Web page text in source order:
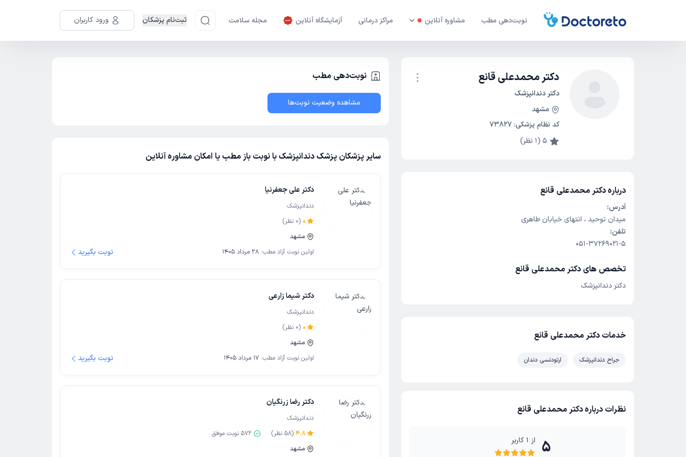
نوبت‌دهی مطب مشاوره آنلاین مراکز درمانی آزمایشگاه آنلاین مجله سلامت ثبت‌نام پزشکان ورود کاربران
دکتر محمدعلی قانع
دکتر دندانپزشک
مشهد
کد نظام پزشکی:
73827
5
(
1 نظر)
نوبت‌دهی مطب
مشاهده وضعیت نوبت‌ها
سایر پزشکان پزشک دندانپزشک با نوبت باز مطب یا امکان مشاوره آنلاین
دکتر علی جعفرنیا
دندانپزشک
0
(
0 نظر)
مشهد
اولین نوبت آزاد مطب: 28 مرداد 1405 نوبت بگیرید
دکتر شیما زارعی
دندانپزشک
0
(
0 نظر)
مشهد
اولین نوبت آزاد مطب: 17 مرداد 1405 نوبت بگیرید
دکتر رضا زرنگیان
دندانپزشک
4.8
(
58 نظر) 572 نوبت موفق
مشهد
درباره دکتر محمدعلی قانع
آدرس:
میدان توحید ، انتهای خیابان طاهری
تلفن:
051-37269021-5
تخصص های دکتر محمدعلی قانع
دکتر دندانپزشک
خدمات دکتر محمدعلی قانع
جراح دندانپزشک ارتودنسی دندان
نظرات درباره دکتر محمدعلی قانع
5 از 1کاربر